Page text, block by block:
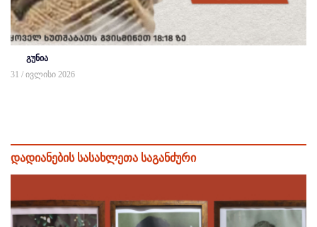
გუნია
31 / ივლისი 2026
დადიანების სასახლეთა საგანძური